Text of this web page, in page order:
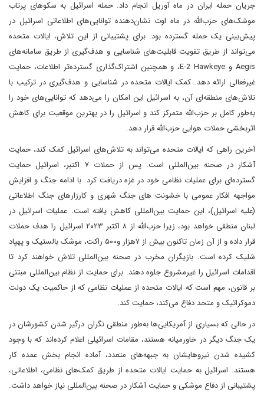
جریان حمله ایران در ماه آوریل انجام داد. حمله اسرائیل به سکوهای پرتاب
موشک‌های حزب‌الله در ماه اوت نشان‌دهنده توانایی‌های اطلاعاتی اسرائیل در
پیش‌بینی یک حمله گسترده بود. برای پشتیبانی از این تلاش، ایالات متحده
می‌تواند از طریق تقویت قابلیت‌های شناسایی و هدف‌گیری از طریق سامانه‌های
Aegis و E-2 Hawkeye، و همچنین اشتراک‌گذاری گسترده‌تر اطلاعات، حمایت
غیرفعالی ارائه دهد. کمک ایالات متحده در شناسایی و هدف‌گیری در ترکیب با
تلاش‌های منطقه‌ای آن، به اسرائیل این امکان را می‌دهد که توانایی‌های خود را
به‌طور کامل بر حزب‌الله متمرکز کند و اسرائیل را در بهترین موقعیت برای کاهش
اثربخشی حملات هوایی حزب‌الله قرار دهد.
آخرین راهی که ایالات متحده می‌تواند به تلاش‌های اسرائیل کمک کند، حمایت
آشکار در صحنه بین‌المللی است. پس از حملات ۷ اکتبر، اسرائیل حمایت
گسترده‌ای برای عملیات نظامی خود در غزه دریافت کرد. با ادامه جنگ و افزایش
مواجهه افکار عمومی با خشونت های جنگ شهری و کارزار‌های جنگ اطلاعاتی
(علیه اسرائیل)، این حمایت بین‌المللی کاهش یافته است. عملیات اسرائیل در
لبنان منطقی خواهد بود، زیرا حزب‌الله از ۸ اکتبر ۲۰۲۳ اسرائیل را هدف حملات
قرار داده و از آن زمان تاکنون بیش از ۷هزار و۵۰۰ راکت، موشک بالستیک و پهپاد
شلیک کرده است. بازیگران مخرب در صحنه بین‌المللی تلاش خواهند کرد تا
اقدامات اسرائیل را غیرمشروع جلوه دهند. برای حمایت از نظام بین‌المللی مبتنی
بر قانون، مهم است که ایالات متحده از عملیات نظامی که از حاکمیت یک دولت
دموکراتیک و متحد دفاع می‌کند، حمایت کند.
در حالی که بسیاری از آمریکایی‌ها به‌طور منطقی نگران درگیر شدن کشورشان در
یک جنگ دیگر در خاورمیانه هستند، مقامات اسرائیلی اعلام کرده‌اند که با وجود
کشیده شدن نیروهایشان به جبهه‌های متعدد، آماده انجام بخش عمده کار
هستند. اسرائیل به حمایت ایالات متحده از طریق کمک‌های نظامی، اطلاعاتی،
پشتیبانی از دفاع موشکی و حمایت آشکار در صحنه بین‌المللی نیاز خواهد داشت.